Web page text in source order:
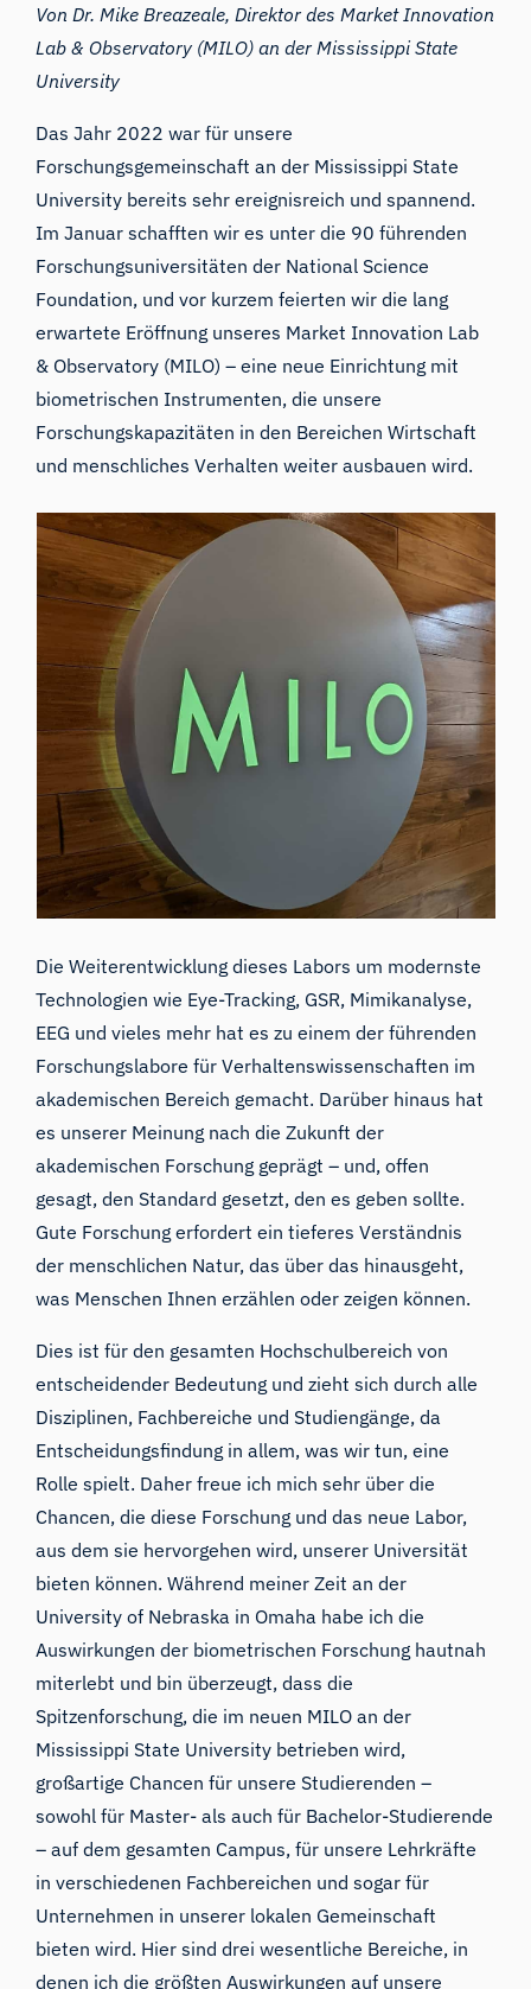
Von Dr. Mike Breazeale, Direktor des Market Innovation
Lab & Observatory (MILO) an der Mississippi State
University
Das Jahr 2022 war für unsere
Forschungsgemeinschaft an der Mississippi State
University bereits sehr ereignisreich und spannend.
Im Januar schafften wir es unter die 90 führenden
Forschungsuniversitäten der National Science
Foundation, und vor kurzem feierten wir die lang
erwartete Eröffnung unseres Market Innovation Lab
& Observatory (MILO) – eine neue Einrichtung mit
biometrischen Instrumenten, die unsere
Forschungskapazitäten in den Bereichen Wirtschaft
und menschliches Verhalten weiter ausbauen wird.
Die Weiterentwicklung dieses Labors um modernste
Technologien wie Eye-Tracking, GSR, Mimikanalyse,
EEG und vieles mehr hat es zu einem der führenden
Forschungslabore für Verhaltenswissenschaften im
akademischen Bereich gemacht. Darüber hinaus hat
es unserer Meinung nach die Zukunft der
akademischen Forschung geprägt – und, offen
gesagt, den Standard gesetzt, den es geben sollte.
Gute Forschung erfordert ein tieferes Verständnis
der menschlichen Natur, das über das hinausgeht,
was Menschen Ihnen erzählen oder zeigen können.
Dies ist für den gesamten Hochschulbereich von
entscheidender Bedeutung und zieht sich durch alle
Disziplinen, Fachbereiche und Studiengänge, da
Entscheidungsfindung in allem, was wir tun, eine
Rolle spielt. Daher freue ich mich sehr über die
Chancen, die diese Forschung und das neue Labor,
aus dem sie hervorgehen wird, unserer Universität
bieten können. Während meiner Zeit an der
University of Nebraska in Omaha habe ich die
Auswirkungen der biometrischen Forschung hautnah
miterlebt und bin überzeugt, dass die
Spitzenforschung, die im neuen MILO an der
Mississippi State University betrieben wird,
großartige Chancen für unsere Studierenden –
sowohl für Master- als auch für Bachelor-Studierende
– auf dem gesamten Campus, für unsere Lehrkräfte
in verschiedenen Fachbereichen und sogar für
Unternehmen in unserer lokalen Gemeinschaft
bieten wird. Hier sind drei wesentliche Bereiche, in
denen ich die größten Auswirkungen auf unsere